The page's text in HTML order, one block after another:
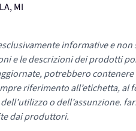
MI
informative e
e le descrizioni dei prodotti
potrebbero
riferimento all’etichetta, al
o dell’assunzione.
dai produttori.